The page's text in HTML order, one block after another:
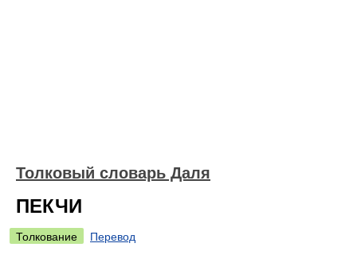
Толковый словарь Даля
ПЕКЧИ
Толкование
Перевод